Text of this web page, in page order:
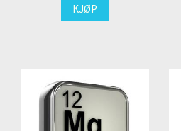
KJØP